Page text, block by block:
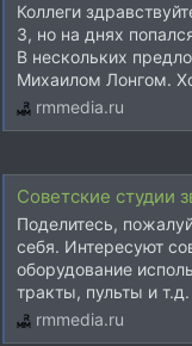
Коллеги
3, но на днях
В нескольких
Михаилом Лонгом.
rmmedia.ru
Советские студии
Поделитесь,
себя. Интересуют
оборудование
тракты, пульты и
rmmedia.ru